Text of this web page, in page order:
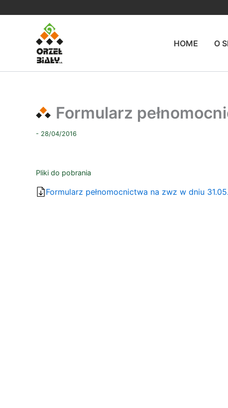
HOME
O
Formularz
- 28/04/2016
Pliki do pobrania
Formularz pełnomocnictwa na zwz w dniu